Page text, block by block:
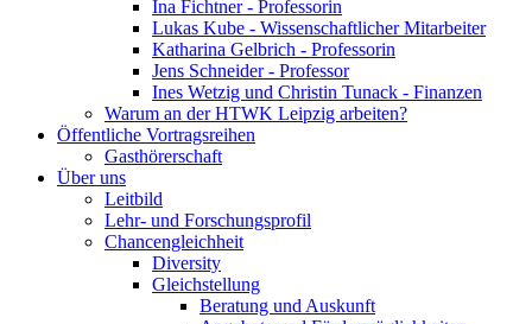
Ina Fichtner - Professorin
Lukas Kube - Wissenschaftlicher Mitarbeiter
Katharina Gelbrich - Professorin
Jens Schneider - Professor
Ines Wetzig und Christin Tunack - Finanzen
Warum an der HTWK Leipzig arbeiten?
Öffentliche Vortragsreihen
Gasthörerschaft
Über uns
Leitbild
Lehr- und Forschungsprofil
Chancengleichheit
Diversity
Gleichstellung
Beratung und Auskunft